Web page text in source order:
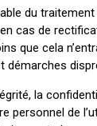
du
cas de
que cela
démarches
la
personnel de